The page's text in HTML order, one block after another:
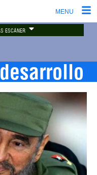
MENU
ESCÁNER